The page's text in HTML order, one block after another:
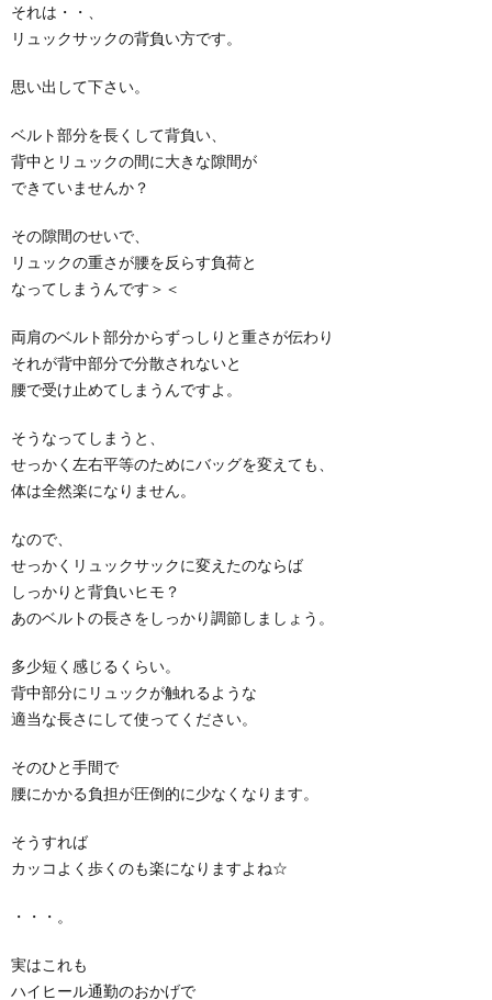
それは・・、
リュックサックの背負い方です。
思い出して下さい。
ベルト部分を長くして背負い、
背中とリュックの間に大きな隙間が
できていませんか？
その隙間のせいで、
リュックの重さが腰を反らす負荷と
なってしまうんです＞＜
両肩のベルト部分からずっしりと重さが伝わり
それが背中部分で分散されないと
腰で受け止めてしまうんですよ。
そうなってしまうと、
せっかく左右平等のためにバッグを変えても、
体は全然楽になりません。
なので、
せっかくリュックサックに変えたのならば
しっかりと背負いヒモ？
あのベルトの長さをしっかり調節しましょう。
多少短く感じるくらい。
背中部分にリュックが触れるような
適当な長さにして使ってください。
そのひと手間で
腰にかかる負担が圧倒的に少なくなります。
そうすれば
カッコよく歩くのも楽になりますよね☆
・・・。
実はこれも
ハイヒール通勤のおかげで